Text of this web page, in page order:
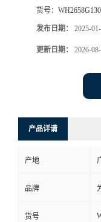
货号：
发布日期： 2025-
更新日期： 2026-
产品详请
产地
品牌
货号